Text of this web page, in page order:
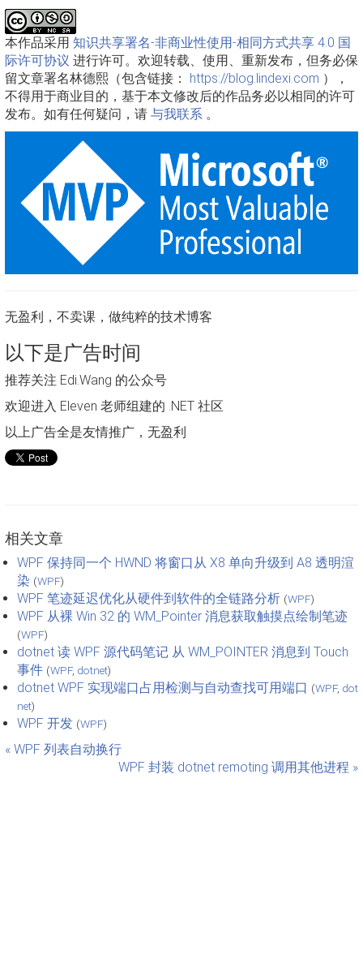
本作品采用 知识共享署名-非商业性使用-相同方式共享 4.0 国
际许可协议 进行许可。欢迎转载、使用、重新发布，但务必保
留文章署名林德熙（包含链接： https://blog.lindexi.com ），
不得用于商业目的，基于本文修改后的作品务必以相同的许可
发布。如有任何疑问，请 与我联系 。
无盈利，不卖课，做纯粹的技术博客
以下是广告时间
推荐关注 Edi.Wang 的公众号
欢迎进入 Eleven 老师组建的 .NET 社区
以上广告全是友情推广，无盈利
相关文章
WPF 保持同一个 HWND 将窗口从 X8 单向升级到 A8 透明渲
染 (WPF)
WPF 笔迹延迟优化从硬件到软件的全链路分析 (WPF)
WPF 从裸 Win 32 的 WM_Pointer 消息获取触摸点绘制笔迹
(WPF)
dotnet 读 WPF 源代码笔记 从 WM_POINTER 消息到 Touch
事件 (WPF, dotnet)
dotnet WPF 实现端口占用检测与自动查找可用端口 (WPF, dot
net)
WPF 开发 (WPF)
« WPF 列表自动换行
WPF 封装 dotnet remoting 调用其他进程 »